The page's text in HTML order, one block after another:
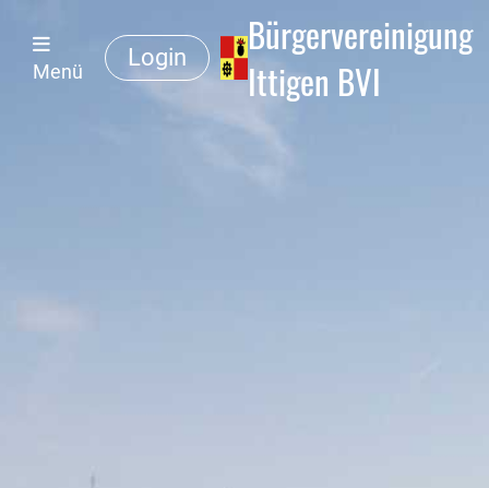
Bürgervereinigung
Ittigen BVI
Login
Menü